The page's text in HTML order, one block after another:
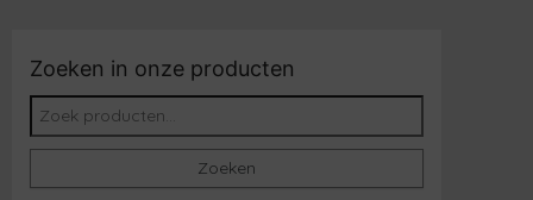
Zoeken in onze producten
Zoeken naar:
Zoeken